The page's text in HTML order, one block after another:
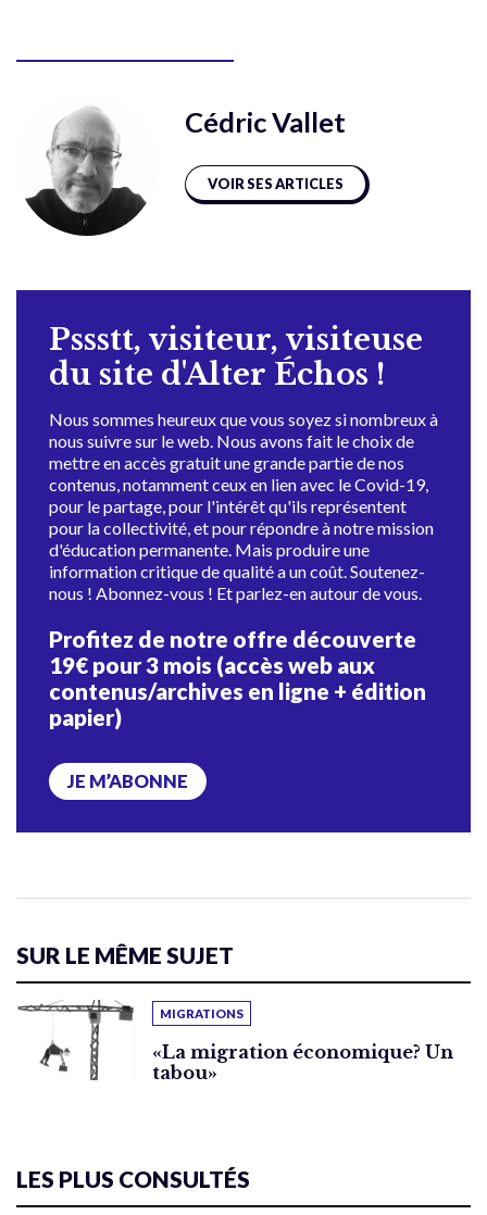
Cédric Vallet
VOIR SES ARTICLES
Pssstt, visiteur, visiteuse
du site d'Alter Échos !
Nous sommes heureux que vous soyez si nombreux à
nous suivre sur le web. Nous avons fait le choix de
mettre en accès gratuit une grande partie de nos
contenus, notamment ceux en lien avec le Covid-19,
pour le partage, pour l'intérêt qu'ils représentent
pour la collectivité, et pour répondre à notre mission
d'éducation permanente. Mais produire une
information critique de qualité a un coût. Soutenez-
nous ! Abonnez-vous ! Et parlez-en autour de vous.
Profitez de notre offre découverte
19€ pour 3 mois (accès web aux
contenus/archives en ligne + édition
papier)
JE M’ABONNE
SUR LE MÊME SUJET
MIGRATIONS
«La migration économique? Un
tabou»
LES PLUS CONSULTÉS